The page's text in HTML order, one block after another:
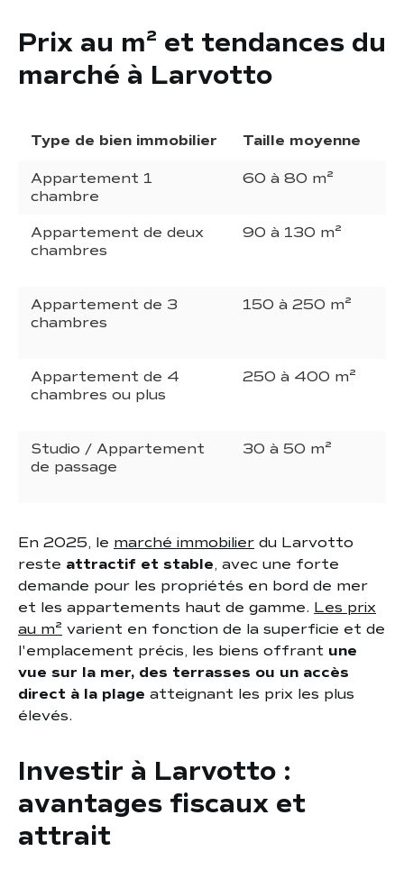
Prix au m² et tendances du
marché à Larvotto
Type de bien immobilier Taille moyenne
Appartement 1
chambre
60 à 80 m²
Appartement de deux
chambres
90 à 130 m²
Appartement de 3
chambres
150 à 250 m²
Appartement de 4
chambres ou plus
250 à 400 m²
Studio / Appartement
de passage
30 à 50 m²
En 2025, le marché immobilier du Larvotto
reste attractif et stable, avec une forte
demande pour les propriétés en bord de mer
et les appartements haut de gamme. Les prix
au m² varient en fonction de la superficie et de
l'emplacement précis, les biens offrant une
vue sur la mer, des terrasses ou un accès
direct à la plage atteignant les prix les plus
élevés.
Investir à Larvotto :
avantages fiscaux et
attrait